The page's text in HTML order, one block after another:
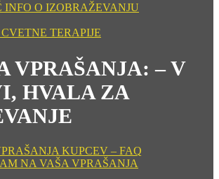
INFO O IZOBRAŽEVANJU
TERAPIJE
VPRAŠANJA: – V
HVALA ZA
KUPCEV – FAQ
NA VAŠA VPRAŠANJA